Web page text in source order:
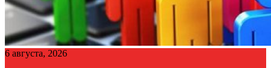
6 августа, 2026